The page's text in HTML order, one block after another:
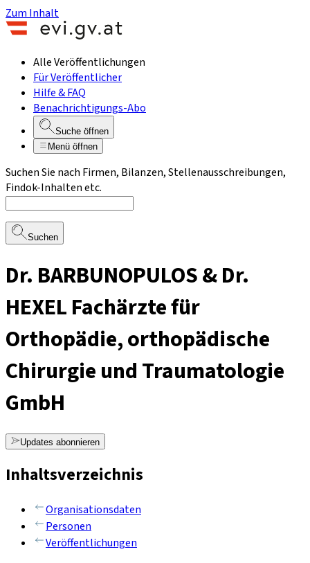
Zum Inhalt
Alle Veröffentlichungen
Für Veröffentlicher
Hilfe & FAQ
Benachrichtigungs-Abo
Suche öffnen
Menü öffnen
Suchen Sie nach Firmen, Bilanzen, Stellenausschreibungen,
Findok-Inhalten etc.
Suchen
Dr. BARBUNOPULOS & Dr.
HEXEL Fachärzte für
Orthopädie, orthopädische
Chirurgie und Traumatologie
GmbH
Updates abonnieren
Inhaltsverzeichnis
Organisationsdaten
Personen
Veröffentlichungen